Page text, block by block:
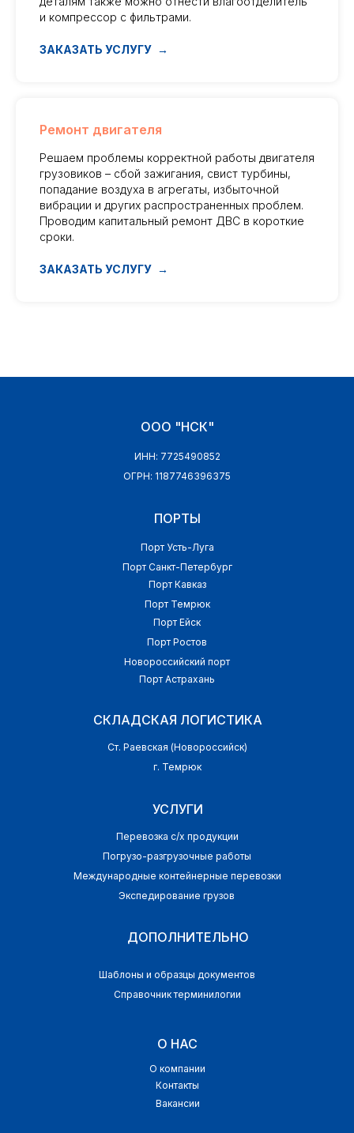
и компрессор с фильтрами.
ЗАКАЗАТЬ УСЛУГУ
Ремонт двигателя
Решаем проблемы корректной работы двигателя
грузовиков – сбой зажигания, свист турбины,
попадание воздуха в агрегаты, избыточной
вибрации и других распространенных проблем.
Проводим капитальный ремонт ДВС в короткие
сроки.
ЗАКАЗАТЬ УСЛУГУ
ООО "НСК"
ИНН: 7725490852
ДОПОЛНИТЕЛЬНО
О НАС
ОГРН: 1187746396375
Контакты
Вакансии
О компании
Шаблоны и образцы документов
Справочник терминилогии
СКЛАДСКАЯ ЛОГИСТИКА
ПОРТЫ
Порт Усть-Луга
Порт Санкт-Петербург
Порт Кавказ
Порт Темрюк
Порт Ейск
Порт Ростов
Новороссийский порт
Порт Астрахань
Ст. Раевская (Новороссийск)
г. Темрюк
Перевозка с/х продукции
УСЛУГИ
Погрузо-разгрузочные работы
Международные контейнерные перевозки
Экспедирование грузов